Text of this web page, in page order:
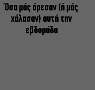
Όσα μάς άρεσαν (ή μάς
χάλασαν) αυτή την
εβδομάδα